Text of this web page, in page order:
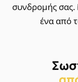
συνδρομής
ένα από